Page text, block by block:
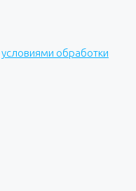
условиями обработки